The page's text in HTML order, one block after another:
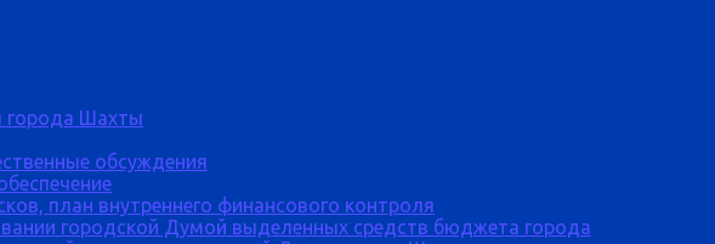
города Шахты
обсуждения
план внутреннего финансового контроля
городской Думой выделенных средств бюджета города